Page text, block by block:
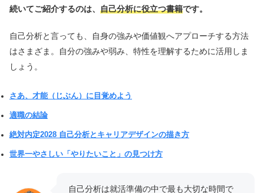
続いてご紹介するのは、 自己分析に役立つ書籍です。
自己分析と言っても、自身の強みや価値観へアプローチする方法
はさまざま。自分の強みや弱み、特性を理解するために活用しま
しょう。
さあ、才能（じぶん）に目覚めよう
適職の結論
絶対内定2028 自己分析とキャリアデザインの描き方
世界一やさしい「やりたいこと」の見つけ方
自己分析は就活準備の中で最も大切な時間で